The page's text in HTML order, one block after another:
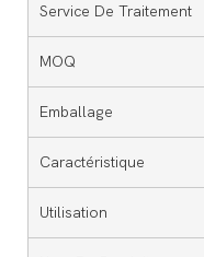
Service De Traitement
MOQ
Emballage
Caractéristique
Utilisation